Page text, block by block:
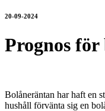
20-09-2024
Prognos
Bolåneräntan har haft en
hushåll förvänta sig en